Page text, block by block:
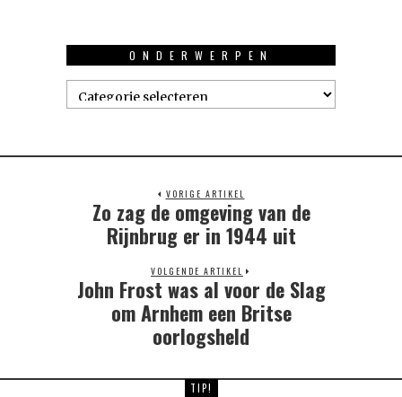
ONDERWERPEN
Onderwerpen
VORIGE ARTIKEL
Previous
post:
Zo zag de omgeving van de
Rijnbrug er in 1944 uit
VOLGENDE ARTIKEL
Next
John Frost was al voor de Slag
om Arnhem een Britse
oorlogsheld
TIP!